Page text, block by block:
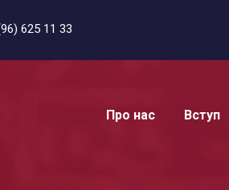
625 11 33
Про нас Вступ